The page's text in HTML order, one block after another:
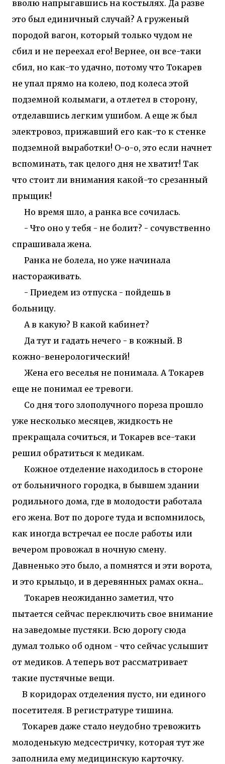
вволю напрыгавшись на костылях. Да разве
это был единичный случай? А груженый
породой вагон, который только чудом не
сбил и не переехал его! Вернее, он все-таки
сбил, но как-то удачно, потому что Токарев
не упал прямо на колею, под колеса этой
подземной колымаги, а отлетел в сторону,
отделавшись легким ушибом. А еще ж был
электровоз, прижавший его как-то к стенке
подземной выработки! О-о-о, это если начнет
вспоминать, так целого дня не хватит! Так
что стоит ли внимания какой-то срезанный
прыщик!
Но время шло, а ранка все сочилась.
- Что оно у тебя - не болит? - сочувственно
спрашивала жена.
Ранка не болела, но уже начинала
настораживать.
- Приедем из отпуска - пойдешь в
больницу.
А в какую? В какой кабинет?
Да тут и гадать нечего - в кожный. В
кожно-венерологический!
Жена его веселья не понимала. А Токарев
еще не понимал ее тревоги.
Со дня того злополучного пореза прошло
уже несколько месяцев, жидкость не
прекращала сочиться, и Токарев все-таки
решил обратиться к медикам.
Кожное отделение находилось в стороне
от больничного городка, в бывшем здании
родильного дома, где в молодости работала
его жена. Вот по дороге туда и вспомнилось,
как иногда встречал ее после работы или
вечером провожал в ночную смену.
Давненько это было, а помнятся и эти ворота,
и это крыльцо, и в деревянных рамах окна...
Токарев неожиданно заметил, что
пытается сейчас переключить свое внимание
на заведомые пустяки. Всю дорогу сюда
думал только об одном - что сейчас услышит
от медиков. А теперь вот рассматривает
такие пустячные вещи.
В коридорах отделения пусто, ни единого
посетителя. В регистратуре тишина.
Токарев даже стало неудобно тревожить
молоденькую медсестричку, которая тут же
заполнила ему медицинскую карточку.